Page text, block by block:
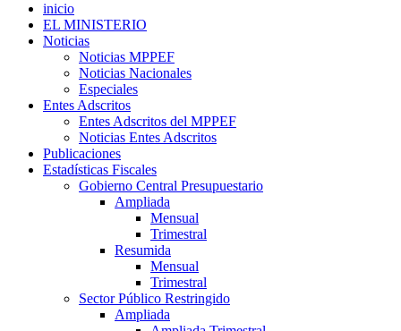
inicio
EL MINISTERIO
Noticias
Noticias MPPEF
Noticias Nacionales
Especiales
Entes Adscritos
Entes Adscritos del MPPEF
Noticias Entes Adscritos
Publicaciones
Estadísticas Fiscales
Gobierno Central Presupuestario
Ampliada
Mensual
Trimestral
Resumida
Mensual
Trimestral
Sector Público Restringido
Ampliada